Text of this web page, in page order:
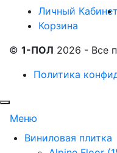
Личный Кабинет
Корзина
© 1-ПОЛ 2026 - Все
Политика
Меню
Виниловая плитка